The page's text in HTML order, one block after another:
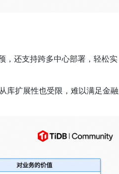
，还支持跨多中心部署，轻松实
库扩展性也受限，难以满足金融